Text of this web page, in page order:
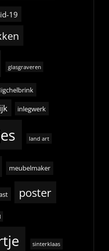
19
glasgraveren
inlegwerk
land art
meubelmaker
poster
sinterklaas